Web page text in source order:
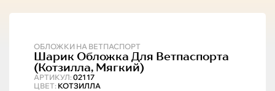
ОБЛОЖКИ НА ВЕТПАСПОРТ
АРТИКУЛ: 02117
Шарик Обложка Для Ветпаспорта
(котзилла, Мягкий)
ЦВЕТ: КОТЗИЛЛА